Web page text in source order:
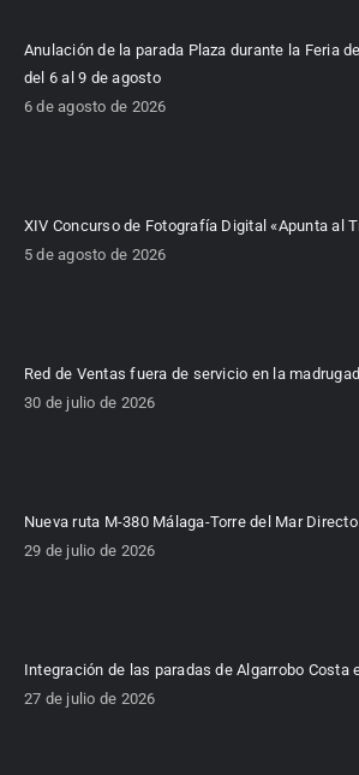
Anulación de la parada Plaza durante la Feria
del 6 al 9 de agosto
6 de agosto de 2026
XIV Concurso de Fotografía Digital «Apunta al
5 de agosto de 2026
Red de Ventas fuera de servicio en la
30 de julio de 2026
Nueva ruta M-380 Málaga-Torre del Mar
29 de julio de 2026
Integración de las paradas de Algarrobo Costa
27 de julio de 2026